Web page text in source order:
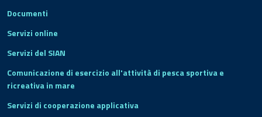
Documenti
Servizi online
Servizi del SIAN
Comunicazione di esercizio all'attività di pesca sportiva e
ricreativa in mare
Servizi di cooperazione applicativa